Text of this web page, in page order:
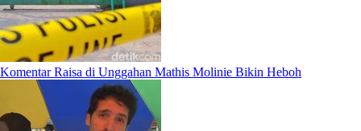
Komentar Raisa di Unggahan Mathis Molinie Bikin Heboh